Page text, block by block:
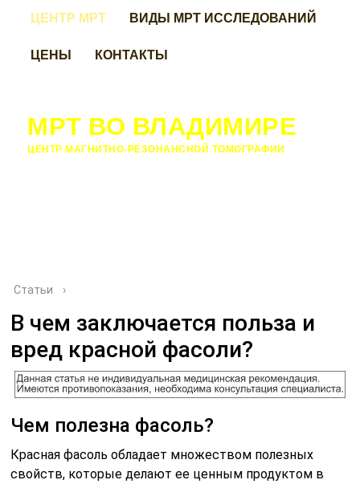
ЦЕНТР МРТ
ВИДЫ МРТ ИССЛЕДОВАНИЙ
ЦЕНЫ
КОНТАКТЫ
МРТ ВО ВЛАДИМИРЕ
ЦЕНТР МАГНИТНО-РЕЗОНАНСНОЙ ТОМОГРАФИИ
Статьи ›
В чем заключается польза и
вред красной фасоли?
Чем полезна фасоль?
Красная фасоль обладает множеством полезных
свойств, которые делают ее ценным продуктом в